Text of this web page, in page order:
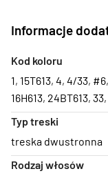
Informacje
Kod koloru
1, 15T613, 4, 4/33, #6,
16H613, 24BT613, 33,
Typ treski
treska dwustronna
Rodzaj włosów